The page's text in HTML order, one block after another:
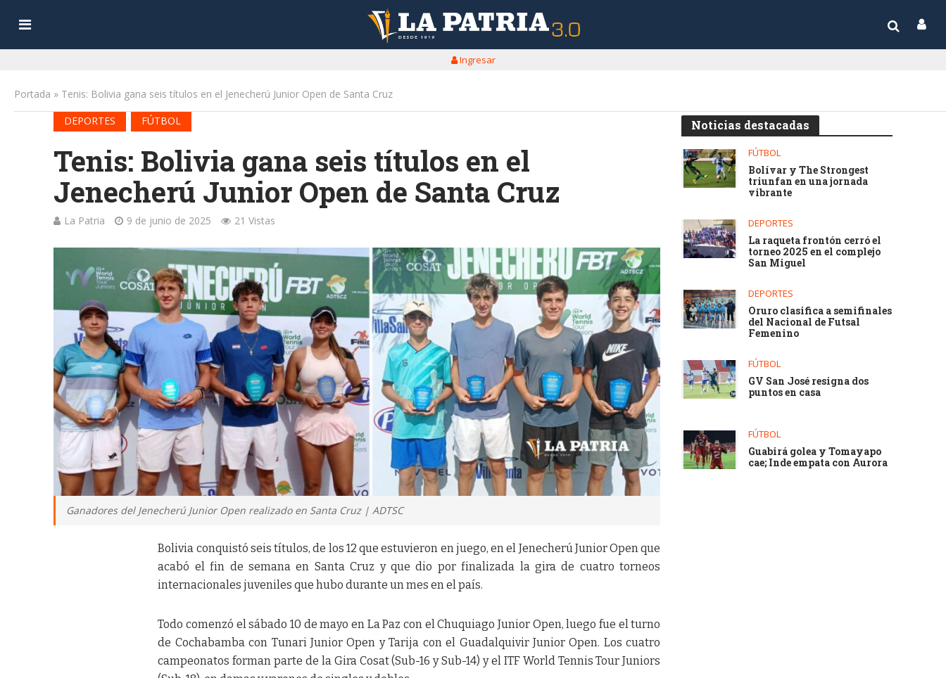
Ingresar
Portada » Tenis: Bolivia gana seis títulos en el Jenecherú Junior Open de Santa Cruz
DEPORTES
FÚTBOL
Tenis: Bolivia gana seis títulos en el
Jenecherú Junior Open de Santa Cruz
La Patria 9 de junio de 2025 21 Vistas
Ganadores del Jenecherú Junior Open realizado en Santa Cruz | ADTSC
Bolivia conquistó seis títulos, de los 12 que estuvieron en juego, en el Jenecherú Junior Open que
acabó el fin de semana en Santa Cruz y que dio por finalizada la gira de cuatro torneos
internacionales juveniles que hubo durante un mes en el país.
Todo comenzó el sábado 10 de mayo en La Paz con el Chuquiago Junior Open, luego fue el turno
de Cochabamba con Tunari Junior Open y Tarija con el Guadalquivir Junior Open. Los cuatro
campeonatos forman parte de la Gira Cosat (Sub-16 y Sub-14) y el ITF World Tennis Tour Juniors
Noticias destacadas
FÚTBOL
Bolívar y The Strongest
triunfan en una jornada
vibrante
DEPORTES
La raqueta frontón cerró el
torneo 2025 en el complejo
San Miguel
DEPORTES
Oruro clasifica a semifinales
del Nacional de Futsal
Femenino
FÚTBOL
GV San José resigna dos
puntos en casa
FÚTBOL
Guabirá golea y Tomayapo
cae; Inde empata con Aurora